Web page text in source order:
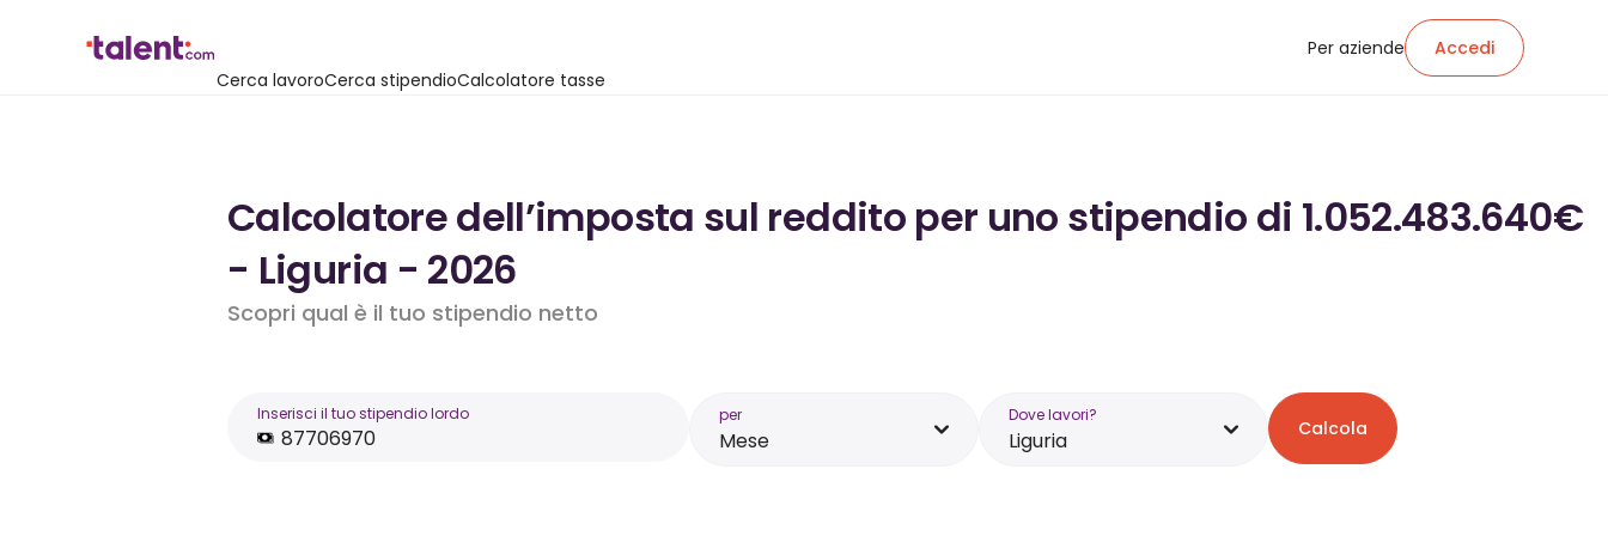
Cerca lavoroCerca stipendioCalcolatore tasse
Per aziende Accedi
Calcolatore dell’imposta sul reddito per uno stipendio di 1.052.483.640€
- Liguria - 2026
Scopri qual è il tuo stipendio netto
Inserisci il tuo stipendio lordo per
Mese
Dove lavori?
Liguria Calcola